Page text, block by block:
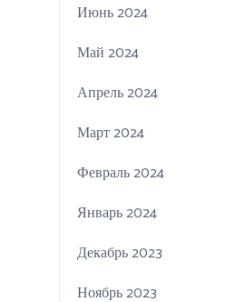
Июнь 2024
Май 2024
Апрель 2024
Март 2024
Февраль 2024
Январь 2024
Декабрь 2023
Ноябрь 2023